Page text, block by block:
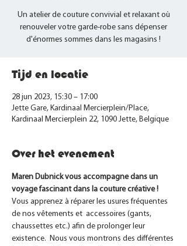
Un atelier de couture convivial et relaxant où
renouveler votre garde-robe sans dépenser
d'énormes sommes dans les magasins !
Tijd en locatie
28 jun 2023, 15:30 – 17:00
Jette Gare, Kardinaal Mercierplein/Place,
Kardinaal Mercierplein 22, 1090 Jette, Belgique
Over het evenement
Maren Dubnick vous accompagne dans un
voyage fascinant dans la couture créative !
Vous apprenez à réparer les usures fréquentes
de nos vêtements et  accessoires (gants,
chaussettes etc.) afin de prolonger leur
existence.  Nous vous montrons des différentes